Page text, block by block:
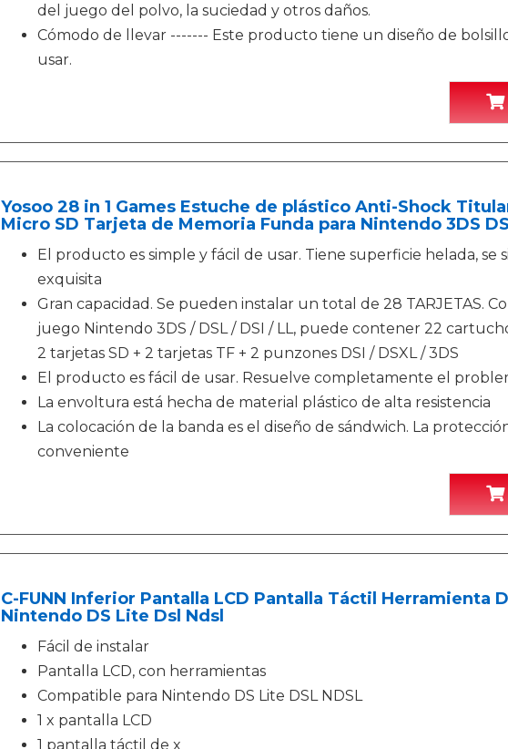
del juego del polvo, la suciedad y otros daños.
Cómodo de llevar ------- Este producto tiene un diseño de
usar.
Yosoo 28 in 1 Games Estuche de plástico Anti-Shock
Micro SD Tarjeta de Memoria Funda para Nintendo 3DS
El producto es simple y fácil de usar. Tiene superficie helada, se
exquisita
Gran capacidad. Se pueden instalar un total de 28 TARJETAS.
juego Nintendo 3DS / DSL / DSI / LL, puede contener 22
2 tarjetas SD + 2 tarjetas TF + 2 punzones DSI / DSXL / 3DS
El producto es fácil de usar. Resuelve completamente el
La envoltura está hecha de material plástico de alta resistencia
La colocación de la banda es el diseño de sándwich. La
conveniente
C-FUNN Inferior Pantalla LCD Pantalla Táctil Herramienta
Nintendo DS Lite Dsl Ndsl
Fácil de instalar
Pantalla LCD, con herramientas
Compatible para Nintendo DS Lite DSL NDSL
1 x pantalla LCD
1 pantalla táctil de x